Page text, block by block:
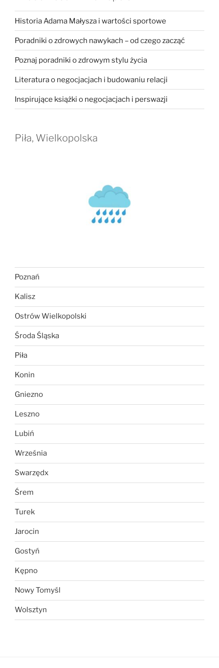
Historia Adama Małysza i wartości sportowe
Poradniki o zdrowych nawykach – od czego zacząć
Poznaj poradniki o zdrowym stylu życia
Literatura o negocjacjach i budowaniu relacji
Inspirujące książki o negocjacjach i perswazji
Piła, Wielkopolska
Poznań
Kalisz
Ostrów Wielkopolski
Środa Śląska
Piła
Konin
Gniezno
Leszno
Lubiń
Września
Swarzędx
Śrem
Turek
Jarocin
Gostyń
Kępno
Nowy Tomyśl
Wolsztyn